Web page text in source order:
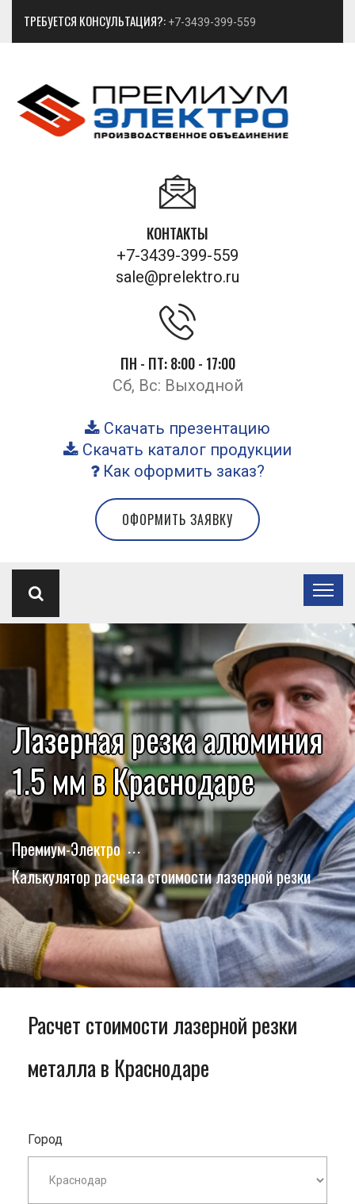
ТРЕБУЕТСЯ КОНСУЛЬТАЦИЯ?: +7-3439-399-559
КОНТАКТЫ
+7-3439-399-559
sale@prelektro.ru
ПН - ПТ: 8:00 - 17:00
Сб, Вс: Выходной
Скачать презентацию
Скачать каталог продукции
Как оформить заказ?
ОФОРМИТЬ ЗАЯВКУ
Лазерная резка алюминия
1.5 мм в Краснодаре
Премиум-Электро
Калькулятор расчета стоимости лазерной резки
Расчет стоимости лазерной резки
металла в Краснодаре
Город